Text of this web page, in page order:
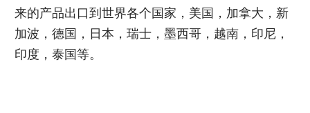
来的产品出口到世界各个国家，美国，加拿大，新
加波，德国，日本，瑞士，墨西哥，越南，印尼，
印度，泰国等。